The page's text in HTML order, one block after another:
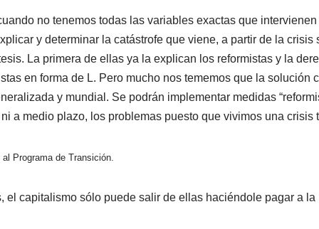
no tenemos todas las variables exactas que
y determinar la catástrofe que viene, a partir de la
La primera de ellas ya la explican los reformistas y la
en forma de L. Pero mucho nos tememos que la
y mundial. Se podrán implementar medidas
a medio plazo, los problemas puesto que vivimos una crisis
Programa de Transición.
el capitalismo sólo puede salir de ellas haciéndole pagar a